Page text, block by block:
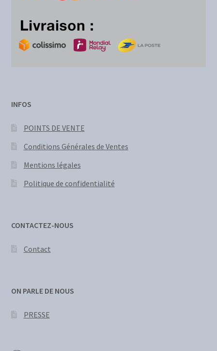
INFOS
POINTS DE VENTE
Conditions Générales de Ventes
Mentions légales
Politique de confidentialité
CONTACTEZ-NOUS
Contact
ON PARLE DE NOUS
PRESSE